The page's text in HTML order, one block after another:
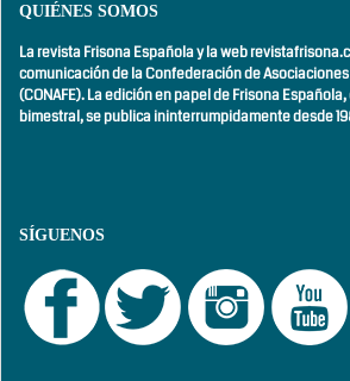
QUIÉNES SOMOS
La revista Frisona Española y la web
comunicación de la Confederación de
(CONAFE). La edición en papel de Frisona
bimestral,se publica ininterrumpidamente desde
SÍGUENOS